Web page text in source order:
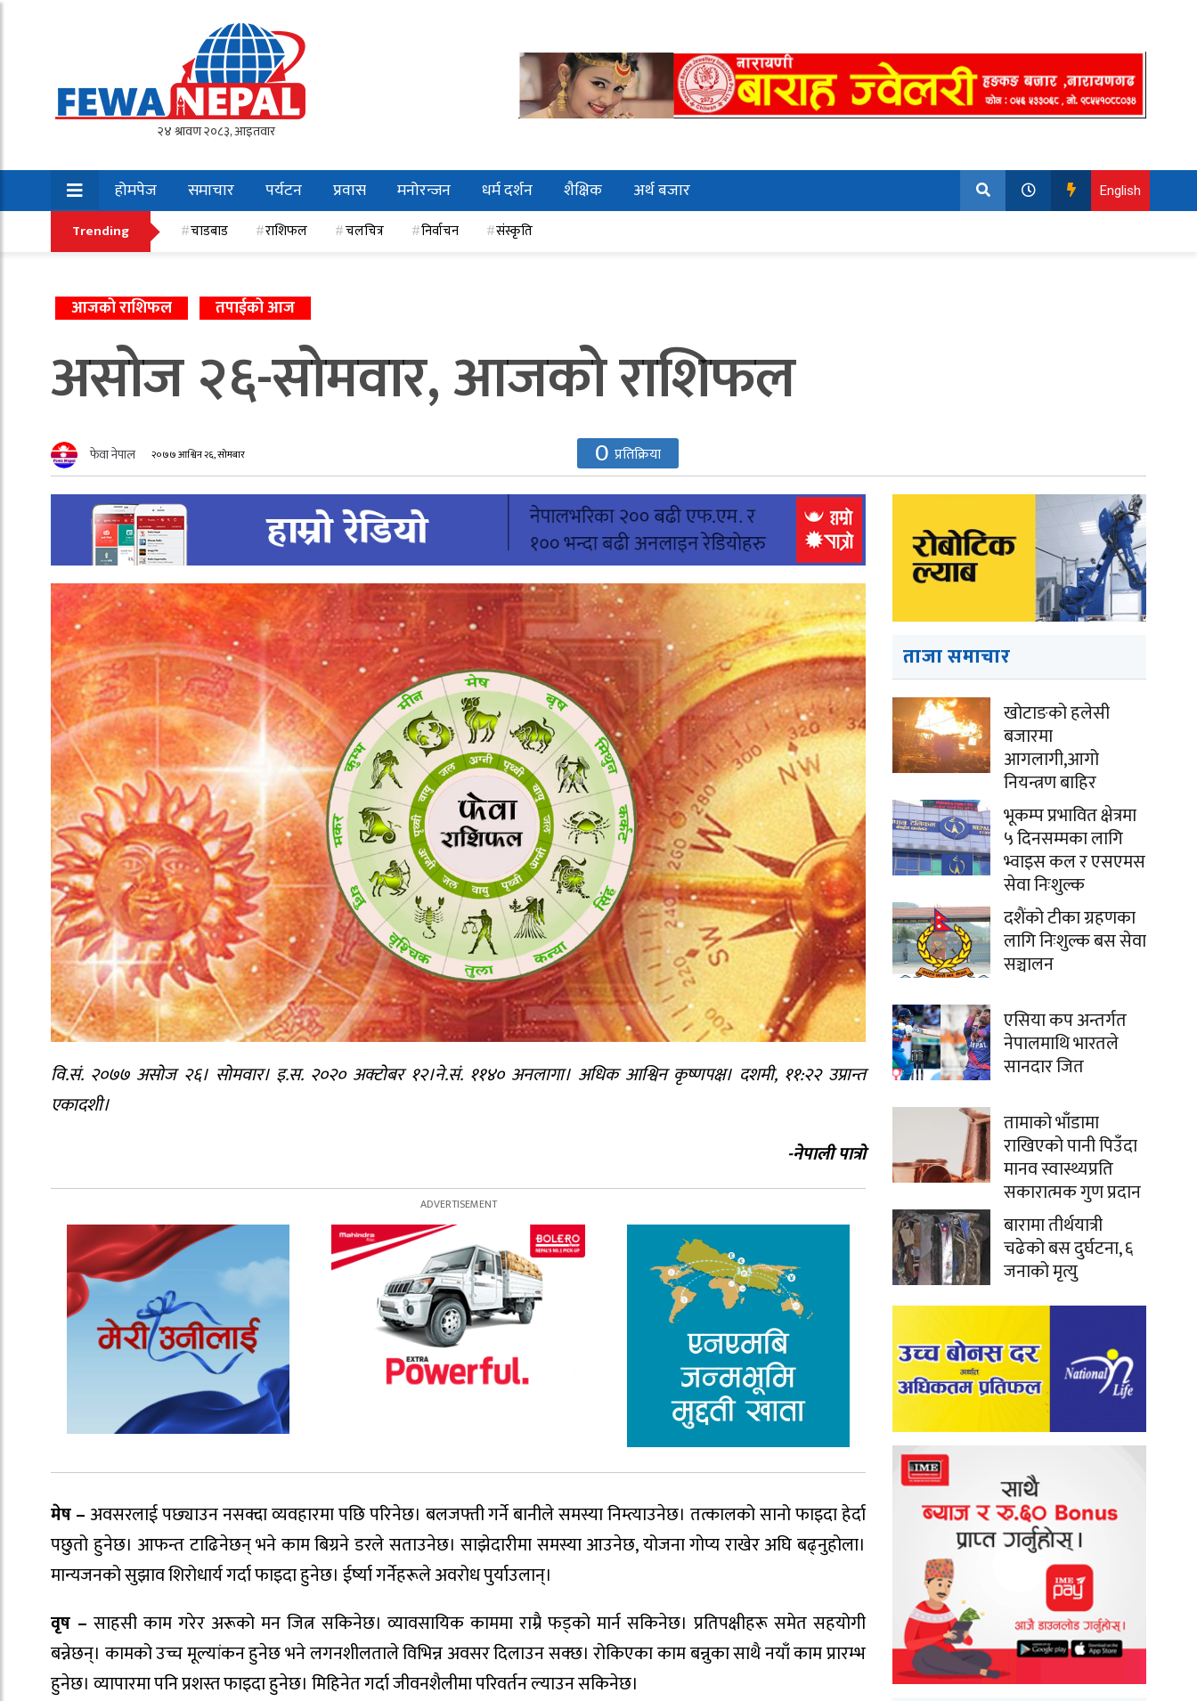
होमपेज समाचार पर्यटन प्रवास मनोरन्जन धर्म दर्शन शैक्षिक
अर्थ बजार
खेलकुद
English
Trending चाडबाड राशिफल चलचित्र निर्वाचन संस्कृति
आजको राशिफल तपाईको आज
असोज २६-सोमवार, आजको राशिफल
फेवा नेपाल २०७७ आश्विन २६, सोमबार 0 प्रतिक्रिया
वि.सं. २०७७ असोज २६। सोमवार। इ.स. २०२० अक्टोबर १२।ने.सं. ११४० अनलागा। अधिक आश्विन कृष्णपक्ष। दशमी, ११:२२ उप्रान्त
एकादशी।
-नेपाली पात्रो
मेष–अवसरलाई पछ्याउन नसक्दा व्यवहारमा पछि परिनेछ। बलजफ्ती गर्ने बानीले समस्या निम्त्याउनेछ। तत्कालको सानो फाइदा हेर्दा
पछुतो हुनेछ। आफन्त टाढिनेछन् भने काम बिग्रने डरले सताउनेछ। साझेदारीमा समस्या आउनेछ, योजना गोप्य राखेर अघि बढ्नुहोला।
मान्यजनको सुझाव शिरोधार्य गर्दा फाइदा हुनेछ। ईर्ष्या गर्नेहरूले अवरोध पुर्याउलान्।
वृष – साहसी काम गरेर अरूको मन जित्न सकिनेछ। व्यावसायिक काममा राम्रै फड्को मार्न सकिनेछ। प्रतिपक्षीहरू समेत सहयोगी
बन्नेछन्। कामको उच्च मूल्यांकन हुनेछ भने लगनशीलताले विभिन्न अवसर दिलाउन सक्छ। रोकिएका काम बन्नुका साथै नयाँ काम प्रारम्भ
हुनेछ। व्यापारमा पनि प्रशस्त फाइदा हुनेछ। मिहिनेत गर्दा जीवनशैलीमा परिवर्तन ल्याउन सकिनेछ।
ताजा समाचार
खोटाङको हलेसी
बजारमा
आगलागी,आगो
नियन्त्रण बाहिर
भूकम्प प्रभावित क्षेत्रमा
५ दिनसम्मका लागि
भ्वाइस कल र एसएमस
सेवा निःशुल्क
दशैंको टीका ग्रहणका
लागि निःशुल्क बस सेवा
सञ्चालन
एसिया कप अन्तर्गत
नेपालमाथि भारतले
सानदार जित
तामाको भाँडामा
राखिएको पानी पिउँदा
मानव स्वास्थ्यप्रति
सकारात्मक गुण प्रदान
बारामा तीर्थयात्री
चढेको बस दुर्घटना, ६
जनाको मृत्यु